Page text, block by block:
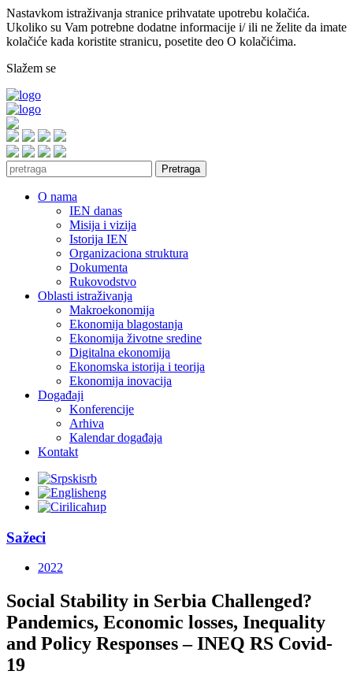
Nastavkom istraživanja stranice prihvatate upotrebu kolačića.
Ukoliko su Vam potrebne dodatne informacije i/ ili ne želite da imate
kolačiće kada koristite stranicu, posetite deo O kolačićima.
Slažem se
Pretraga
O nama
IEN danas
Misija i vizija
Istorija IEN
Organizaciona struktura
Dokumenta
Rukovodstvo
Oblasti istraživanja
Makroekonomija
Ekonomija blagostanja
Ekonomija životne sredine
Digitalna ekonomija
Ekonomska istorija i teorija
Ekonomija inovacija
Događaji
Konferencije
Arhiva
Кalendar događaja
Kontakt
srb
eng
ћир
Sažeci
2022
Social Stability in Serbia Challenged?
Pandemics, Economic losses, Inequality
and Policy Responses – INEQ RS Covid-
19